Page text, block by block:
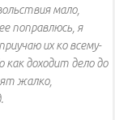
мало,
поправлюсь, я
их ко всему-
как доходит дело до
жалко,